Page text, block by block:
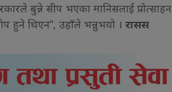
बुन्ने सीप भएका मानिसलाई प्रोत्साहन
हुने थिएन”, उहाँले भन्नुभयो । रासस